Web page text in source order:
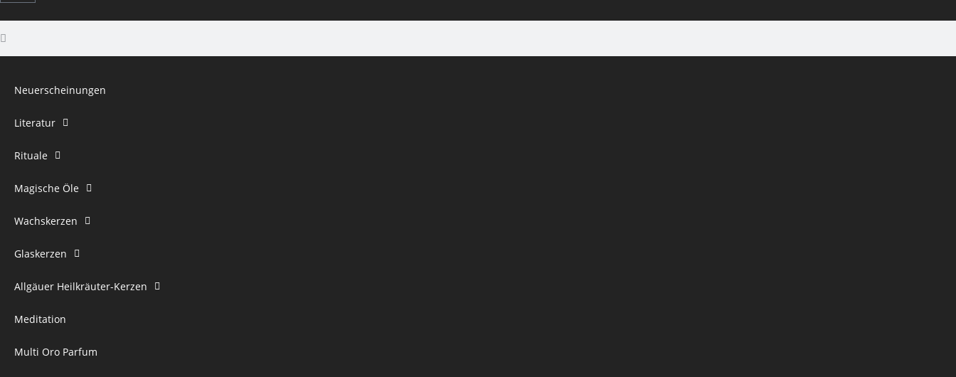
Neuerscheinungen
Literatur
Rituale
Magische Öle
Wachskerzen
Glaskerzen
Allgäuer Heilkräuter-Kerzen
Meditation
Multi Oro Parfum